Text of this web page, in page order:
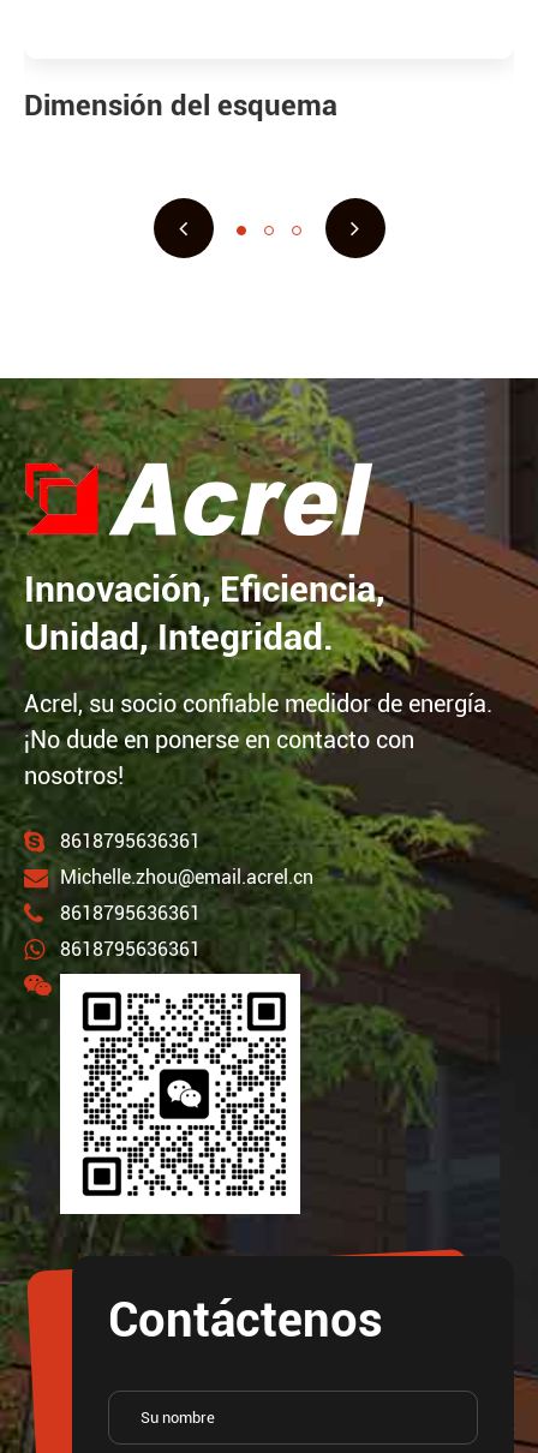
Dimensión del esquema
Innovación, Eficiencia,
Unidad, Integridad.
Acrel, su socio confiable medidor de energía.
¡No dude en ponerse en contacto con
nosotros!
8618795636361
Michelle.zhou@email.acrel.cn
8618795636361
8618795636361
Contáctenos